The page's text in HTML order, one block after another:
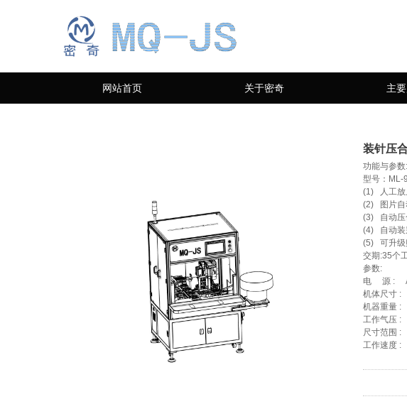
网站首页 关于密奇 主
装针压
功能与参
型号：ML-
(1)   人工
(2)   图片
(3)   自动
(4)   自动
(5)   可升
交期:35个
参数:
电     源 :
机体尺寸 :
机器重量 :
工作气压 :
尺寸范围 :
工作速度 :